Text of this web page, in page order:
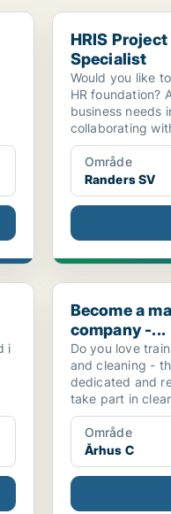
HRIS Project
HRIS
Specialist
Would you like
HR foundation?
business needs
collaborating
Område
Randers SV
i
Become a
Become a
company -...
Do you love
and cleaning -
dedicated and
take part in
Område
Århus C